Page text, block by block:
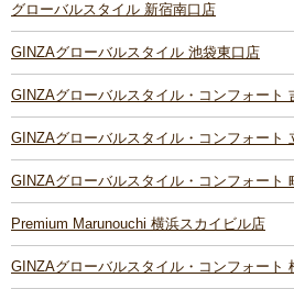
グローバルスタイル 新宿南口店
GINZAグローバルスタイル 池袋東口店
GINZAグローバルスタイル・コンフォート
GINZAグローバルスタイル・コンフォート
GINZAグローバルスタイル・コンフォート
Premium Marunouchi 横浜スカイビル店
GINZAグローバルスタイル・コンフォート